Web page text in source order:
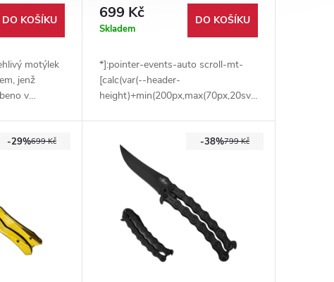
DO KOŠÍKU
motýlek
jenž
v
699 Kč
Skladem
DO KOŠÍKU
*]:pointer-events-auto scroll-mt-
[calc(var(--header-
height)+min(200px,max(70px,20svh)))]"
e445c12f6913-3" data-
testid="conversation-turn-109"
data-scroll-anchor="true" data-
turn="assistant" tabindex="-1">
Ostrý balisong/motýlek s čepelí z
nerezové oceli a černou dřevěnou
rukojetí. Perfektně vyvážený pro
trénink, triky i a díky ostré čepeli je
tak vhodný pro každodenní použití.
699 Kč
-29% 799 Kč
-38%